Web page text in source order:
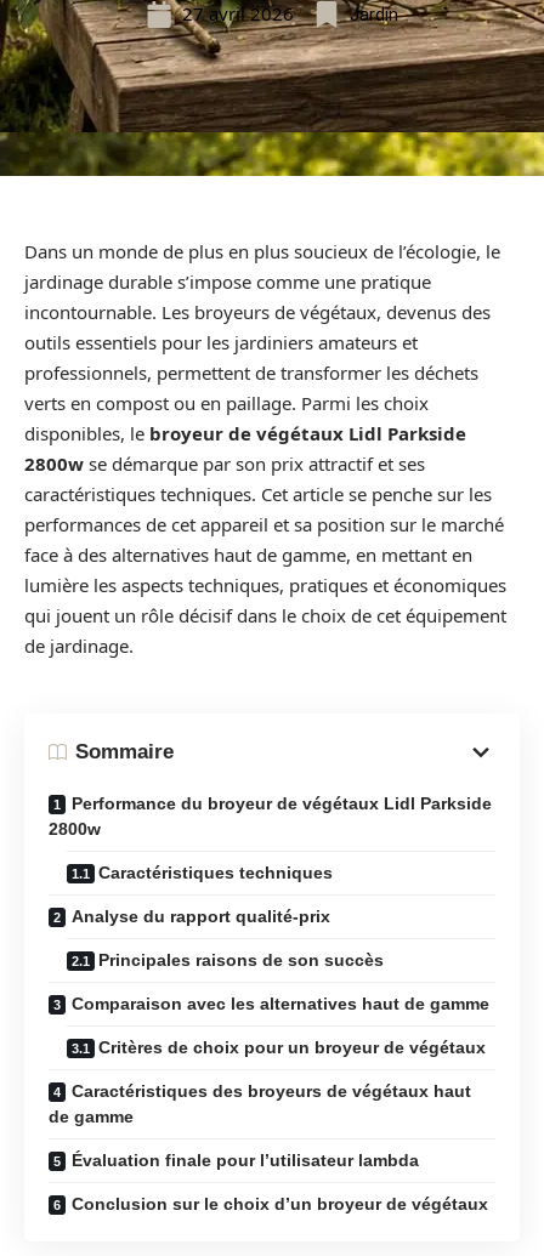
27 avril 2026 Jardin
Dans un monde de plus en plus soucieux de l’écologie, le
jardinage durable s’impose comme une pratique
incontournable. Les broyeurs de végétaux, devenus des
outils essentiels pour les jardiniers amateurs et
professionnels, permettent de transformer les déchets
verts en compost ou en paillage. Parmi les choix
disponibles, le broyeur de végétaux Lidl Parkside
2800w se démarque par son prix attractif et ses
caractéristiques techniques. Cet article se penche sur les
performances de cet appareil et sa position sur le marché
face à des alternatives haut de gamme, en mettant en
lumière les aspects techniques, pratiques et économiques
qui jouent un rôle décisif dans le choix de cet équipement
de jardinage.
Sommaire
Performance du broyeur de végétaux Lidl Parkside
2800w
Caractéristiques techniques
Analyse du rapport qualité-prix
Principales raisons de son succès
Comparaison avec les alternatives haut de gamme
Critères de choix pour un broyeur de végétaux
Caractéristiques des broyeurs de végétaux haut
de gamme
Évaluation finale pour l’utilisateur lambda
Conclusion sur le choix d’un broyeur de végétaux